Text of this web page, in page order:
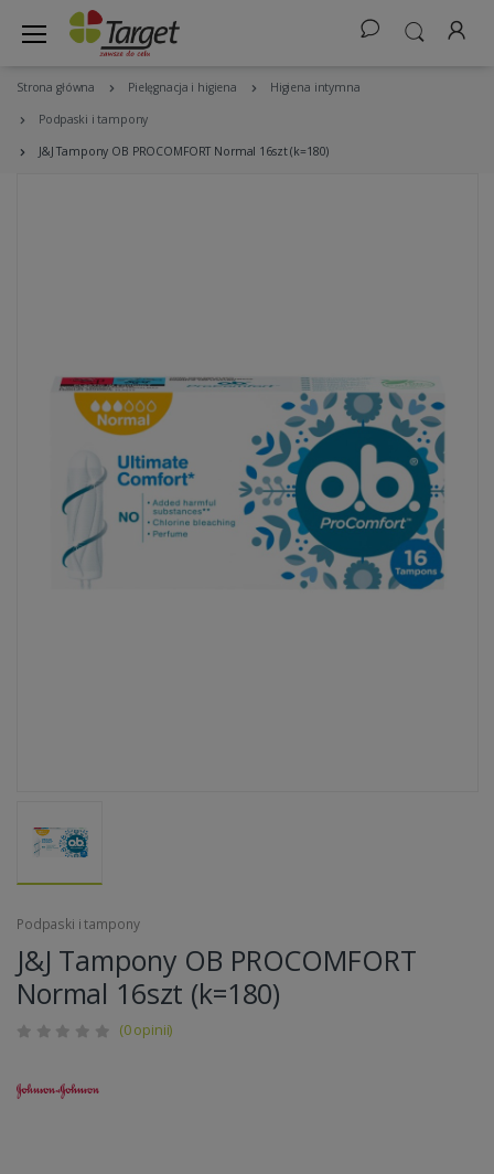
Strona główna Pielęgnacja i higiena Higiena intymna
Podpaski i tampony
J&J Tampony OB PROCOMFORT Normal 16szt (k=180)
Podpaski i tampony
J&J Tampony OB PROCOMFORT
Normal 16szt (k=180)
(0 opinii)